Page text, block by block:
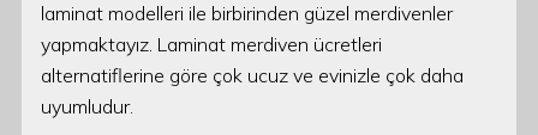
laminat modelleri ile birbirinden güzel merdivenler
yapmaktayız. Laminat merdiven ücretleri
alternatiflerine göre çok ucuz ve evinizle çok daha
uyumludur.